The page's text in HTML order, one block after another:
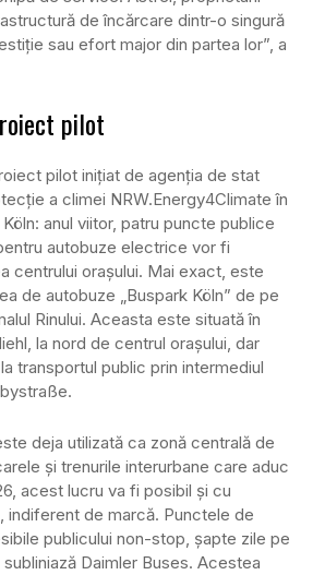
de încărcare dintr-o singură
sau efort major din partea lor”, a
pilot
pilot inițiat de agenția de stat
a climei NRW.Energy4Climate în
anul viitor, patru puncte publice
autobuze electrice vor fi
centrului orașului. Mai exact, este
de autobuze „Buspark Köln” de pe
Rinului. Aceasta este situată în
la nord de centrul orașului, dar
transportul public prin intermediul
deja utilizată ca zonă centrală de
și trenurile interurbane care aduc
acest lucru va fi posibil și cu
indiferent de marcă. Punctele de
publicului non-stop, șapte zile pe
Daimler Buses. Acestea